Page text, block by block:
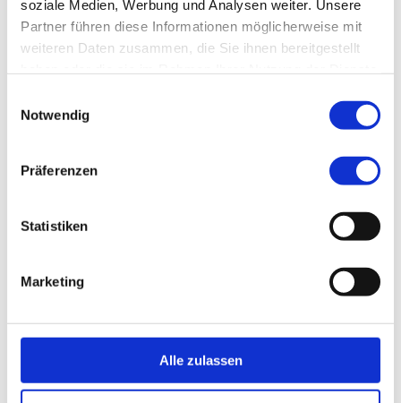
soziale Medien, Werbung und Analysen weiter. Unsere
Partner führen diese Informationen möglicherweise mit
weiteren Daten zusammen, die Sie ihnen bereitgestellt
Notwendig
Präferenzen
Statistiken
Marketing
Alle zulassen
E-Mail: Martina.Bock@klinikum-nuernberg.de
Telefon: +49 (0) 911 398-3227
Berufliche Qualifikationen
Gesundheits- und Krankenpflegerin
Akademie Klinikum Nürnberg - Berufsfachschule
Klinikum Nürnberg, Campus Nord
90419 Nürnberg